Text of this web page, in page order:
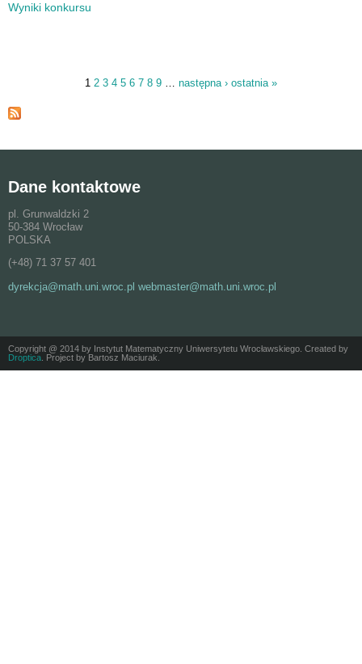
Wyniki konkursu
1 2 3 4 5 6 7 8 9 następna › ostatnia »
Dane kontaktowe
pl. Grunwaldzki 2
50-384 Wrocław
POLSKA
(+48) 71 37 57 401
dyrekcja@math.uni.wroc.pl webmaster@math.uni.wroc.pl
Copyright @ 2014 by Instytut Matematyczny Uniwersytetu Wrocławskiego. Created by
Droptica . Project by Bartosz Maciurak.